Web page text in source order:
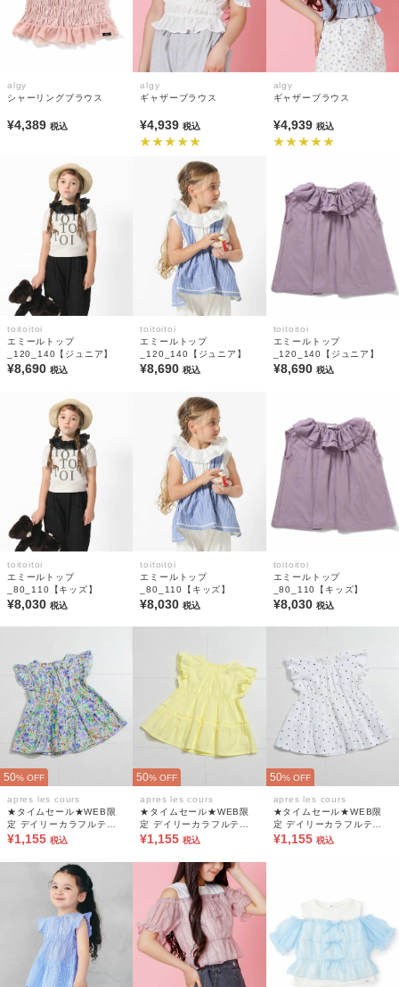
algy
シャーリングブラウス
¥4,389 税込
algy
ギャザーブラウス
¥4,939税込
algy
ギャザーブラウス
¥4,939 税込
toitoitoi
エミールトップ
_120_140【ジュニア】
¥8,690 税込
toitoitoi
エミールトップ
_120_140【ジュニア】
¥8,690税込
toitoitoi
エミールトップ
_120_140【ジュニア】
¥8,690 税込
toitoitoi
エミールトップ
_80_110【キッズ】
¥8,030 税込
toitoitoi
エミールトップ
_80_110【キッズ】
¥8,030税込
toitoitoi
エミールトップ
_80_110【キッズ】
¥8,030 税込
50% OFF
apres les cours
★タイムセール★WEB限
定 デイリーカラフルティ
アードブラウス
¥1,155 税込
50% OFF
apres les cours
★タイムセール★WEB限
定 デイリーカラフルティ
アードブラウス
¥1,155 税込
50% OFF
apres les cours
★タイムセール★WEB限
定 デイリーカラフルティ
アードブラウス
¥1,155 税込